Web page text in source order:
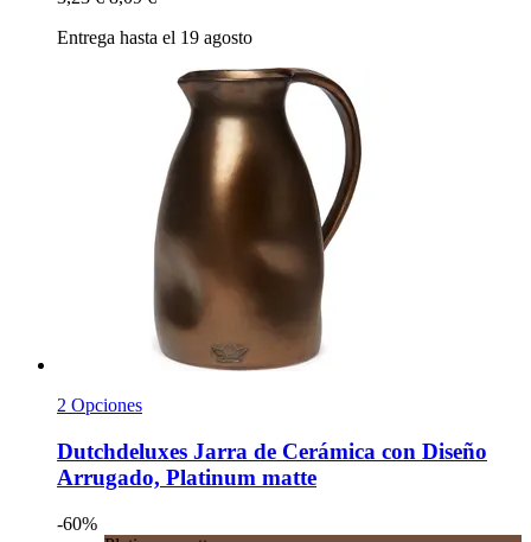
Entrega hasta el 19 agosto
2 Opciones
Dutchdeluxes Jarra de Cerámica con Diseño
Arrugado, Platinum matte
-60%